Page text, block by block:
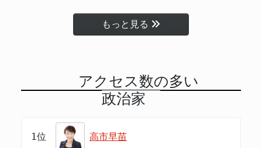
もっと見る
アクセス数の多い
政治家
1位 高市早苗